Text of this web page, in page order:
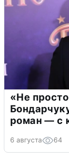
«Не
роман — с
6 августа 64